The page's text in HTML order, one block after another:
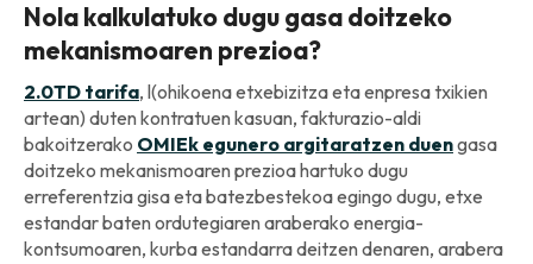
Nola kalkulatuko dugu gasa doitzeko
mekanismoaren prezioa?
2.0TD tarifa, l(ohikoena etxebizitza eta enpresa txikien
artean) duten kontratuen kasuan, fakturazio-aldi
bakoitzerako OMIEk egunero argitaratzen duengasa
doitzeko mekanismoaren prezioa hartuko dugu
erreferentzia gisa eta batezbestekoa egingo dugu, etxe
estandar baten ordutegiaren araberako energia-
kontsumoaren, kurba estandarra deitzen denaren, arabera